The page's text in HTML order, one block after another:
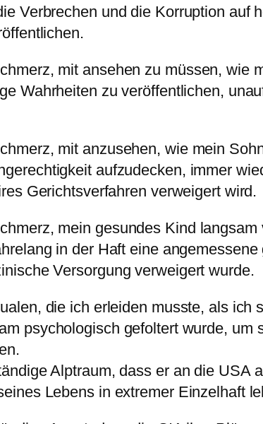
Verbrechen und die Korruption auf
mit ansehen zu müssen, wie
Wahrheiten zu veröffentlichen,
mit anzusehen, wie mein
aufzudecken, immer
Gerichtsverfahren verweigert wird.
mein gesundes Kind
in der Haft eine
Versorgung verweigert wurde.
die ich erleiden musste, als ich
psychologisch gefoltert wurde, um
Alptraum, dass er an die USA
Lebens in extremer Einzelhaft